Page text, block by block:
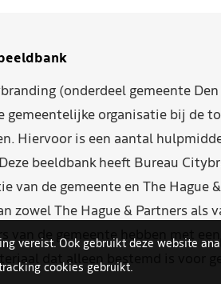
(onderdeel gemeente
gemeentelijke organisatie bij de
Hiervoor is een aantal
beeldbank heeft Bureau
van de gemeente en The Hague
zowel The Hague & Partners als
van de gemeente hebben met
dat alleen bestemd is voor
vereist. Ook gebruikt deze website
cookies gebruikt.